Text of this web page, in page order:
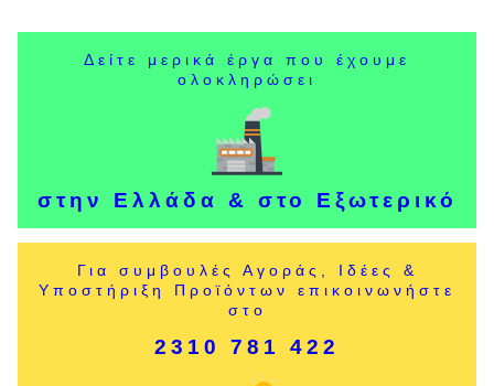
Δείτε μερικά έργα που έχουμε
ολοκληρώσει
στην Ελλάδα & στο Εξωτερικό
Για συμβουλές Αγοράς, Ιδέες &
Υποστήριξη Προϊόντων επικοινωνήστε
στο
2310 781 422